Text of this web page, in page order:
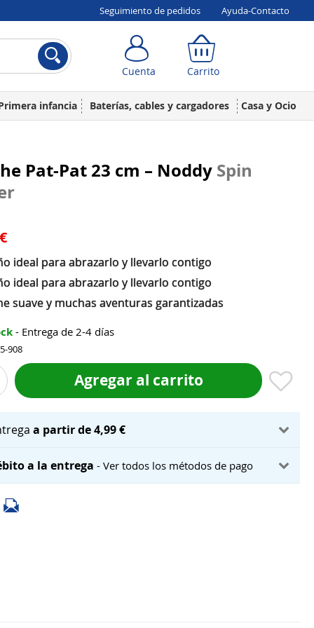
Seguimiento de pedidos Ayuda-Contacto
Cuenta Carrito
infancia Baterías, cables y cargadores Casa y Ocio
Pat-Pat 23 cm – Noddy Spin
ideal para abrazarlo y llevarlo contigo
ideal para abrazarlo y llevarlo contigo
suave y muchas aventuras garantizadas
- Entrega de 2-4 días
908
Agregar al carrito
a partir de 4,99 €
a la entrega- Ver todos los métodos de pago
Cuenta Carrito